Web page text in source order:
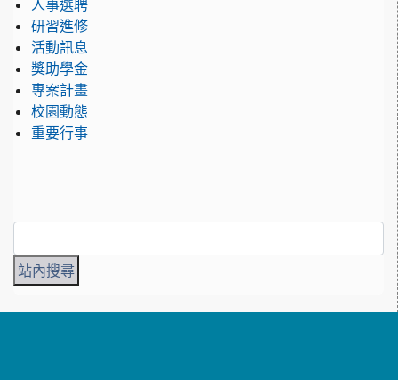
人事選聘
研習進修
活動訊息
獎助學金
專案計畫
校園動態
重要行事